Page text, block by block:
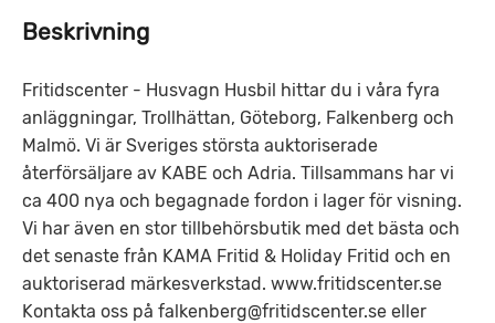
Beskrivning
Fritidscenter - Husvagn Husbil hittar du i våra fyra
anläggningar, Trollhättan, Göteborg, Falkenberg och
Malmö. Vi är Sveriges största auktoriserade
återförsäljare av KABE och Adria. Tillsammans har vi
ca 400 nya och begagnade fordon i lager för visning.
Vi har även en stor tillbehörsbutik med det bästa och
det senaste från KAMA Fritid & Holiday Fritid och en
auktoriserad märkesverkstad. www.fritidscenter.se
Kontakta oss på falkenberg@fritidscenter.se eller